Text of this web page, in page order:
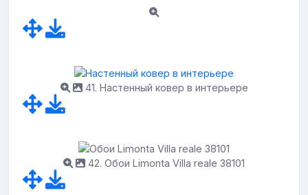
41. Настенный ковер в интерьере
42. Обои Limonta Villa reale 38101